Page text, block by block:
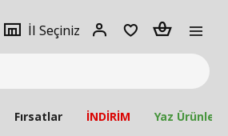
İl Seçiniz
Giriş
Adet
Fırsatlar İNDİRİM Yaz Ürünleri